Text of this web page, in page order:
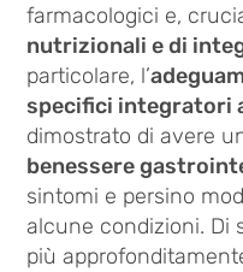
farmacologici e,
nutrizionali e di
particolare, l’
specifici integratori
dimostrato di avere
benessere
sintomi e persino
alcune condizioni. Di
più